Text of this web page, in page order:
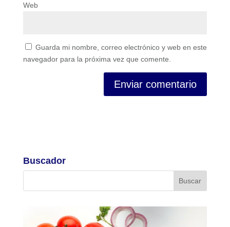
Web
Guarda mi nombre, correo electrónico y web en este
navegador para la próxima vez que comente.
Buscador